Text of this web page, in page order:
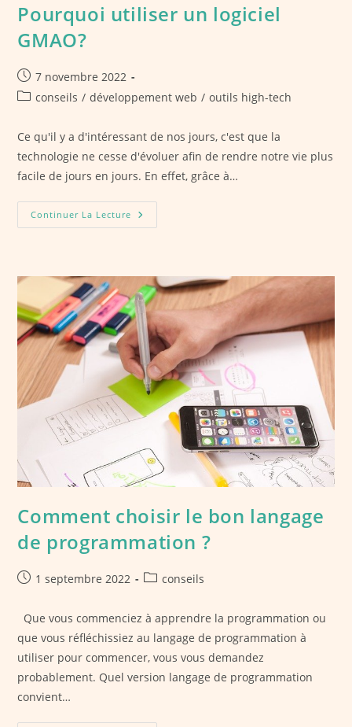
Pourquoi utiliser un logiciel
GMAO?
Publication
publiée :
7 novembre 2022
Postconseils / développement web / outils high-tech
Ce qu'il y a d'intéressant de nos jours, c'est que la
technologie ne cesse d'évoluer afin de rendre notre vie plus
facile de jours en jours. En effet, grâce à…
Continuer La Lecture Pourquoi
Utiliser
Comment choisir le bon langage
de programmation ?
Publication
1 septembre 2022
Postconseils
Que vous commenciez à apprendre la programmation ou
que vous réfléchissiez au langage de programmation à
utiliser pour commencer, vous vous demandez
probablement. Quel version langage de programmation
convient…